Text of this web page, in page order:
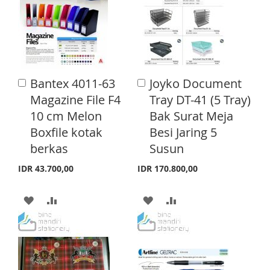
O
W
I
H
L
I
S
T
O
C
O
M
P
A
R
E
T
O
W
I
S
H
L
I
S
T
T
O
C
O
M
P
A
R
E
Bantex 4011-63
Magazine File F4
10 cm Melon
Boxfile kotak
berkas
IDR 43.700,00
A
d
o
C
a
t
A
D
D
T
D
D
T
Joyko Document
Tray DT-41 (5 Tray)
Bak Surat Meja
Besi Jaring 5
Susun
IDR 170.800,00
A
d
d
o
C
a
t
A
D
T
D
T